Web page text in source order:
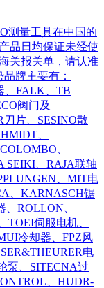
测量工具在中国的
品日均保证未经使
关报关单，请认准
牌主要有：
、FALK、TB
阀门及
片、SESINO散
、
、
SEIKI、RAJA联轴
、MIT电
、KARNASCH锯
ROLLON、
伺服电机、
冷却器、FPZ风
电
泵、SITECNA过
、HUDR-